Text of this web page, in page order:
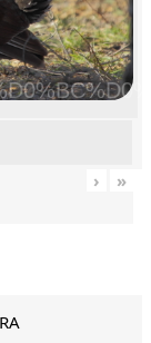
› »